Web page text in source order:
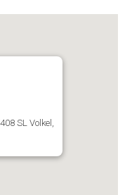
SL Volkel,